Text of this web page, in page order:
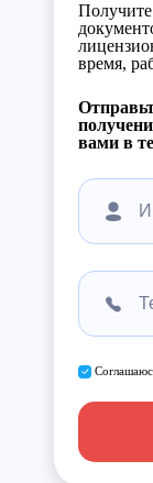
время,
вами в